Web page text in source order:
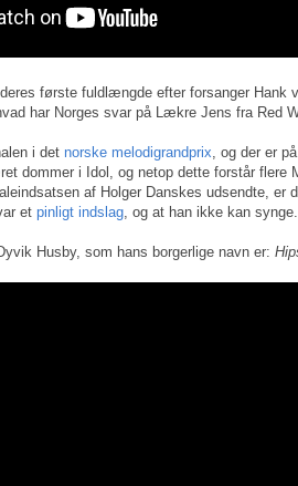
første fuldlængde efter forsanger
har Norges svar på Lækre Jens fra Red
i det norske melodigrandprix , og der er
dommer i Idol, og netop dette forstår
af Holger Danskes udsendte, er
et pinligt indslag , og at han ikke kan synge.
Husby, som hans borgerlige navn er: